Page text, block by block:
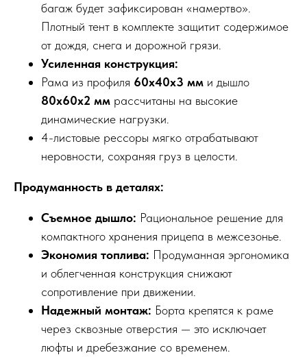
багаж будет зафиксирован «намертво».
Плотный тент в комплекте защитит содержимое
от дождя, снега и дорожной грязи.
Усиленная конструкция:
Рама из профиля 60х40х3 мм и дышло
80х60х2 мм рассчитаны на высокие
динамические нагрузки.
4-листовые рессоры мягко отрабатывают
неровности, сохраняя груз в целости.
Продуманность в деталях:
Съемное дышло: Рациональное решение для
компактного хранения прицепа в межсезонье.
Экономия топлива: Продуманная эргономика
и облегченная конструкция снижают
сопротивление при движении.
Надежный монтаж: Борта крепятся к раме
через сквозные отверстия — это исключает
люфты и дребезжание со временем.